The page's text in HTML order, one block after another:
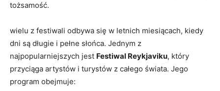
tożsamość.
wielu z‌ festiwali odbywa się w ⁣letnich miesiącach, kiedy
⁣dni ⁢są długie i pełne słońca. Jednym‌ z
najpopularniejszych jest Festiwal Reykjaviku, ⁢który
przyciąga artystów i turystów z całego świata. Jego
program obejmuje: